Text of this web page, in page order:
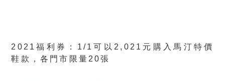
2021福利券：1/1可以2,021元購入馬汀特價
鞋款，各門市限量20張